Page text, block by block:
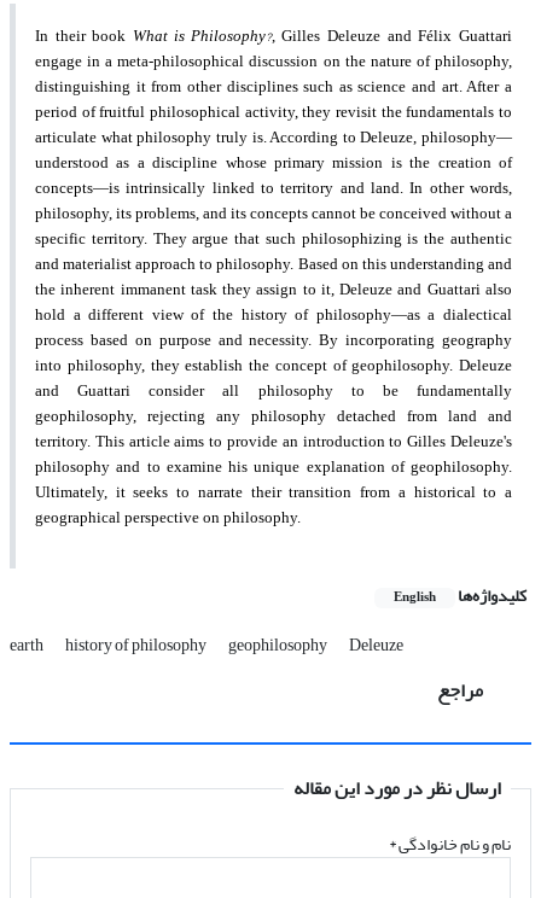
In their book What is Philosophy?, Gilles Deleuze and Félix Guattari
engage in a meta-philosophical discussion on the nature of philosophy,
distinguishing it from other disciplines such as science and art. After a
period of fruitful philosophical activity, they revisit the fundamentals to
articulate what philosophy truly is. According to Deleuze, philosophy—
understood as a discipline whose primary mission is the creation of
concepts—is intrinsically linked to territory and land. In other words,
philosophy, its problems, and its concepts cannot be conceived without a
specific territory. They argue that such philosophizing is the authentic
and materialist approach to philosophy. Based on this understanding and
the inherent immanent task they assign to it, Deleuze and Guattari also
hold a different view of the history of philosophy—as a dialectical
process based on purpose and necessity. By incorporating geography
into philosophy, they establish the concept of geophilosophy. Deleuze
and Guattari consider all philosophy to be fundamentally
geophilosophy, rejecting any philosophy detached from land and
territory. This article aims to provide an introduction to Gilles Deleuze's
philosophy and to examine his unique explanation of geophilosophy.
Ultimately, it seeks to narrate their transition from a historical to a
geographical perspective on philosophy.
کلیدواژه‌ها English
earth history of philosophy geophilosophy Deleuze
مراجع
ارسال نظر در مورد این مقاله
نام و نام خانوادگی*